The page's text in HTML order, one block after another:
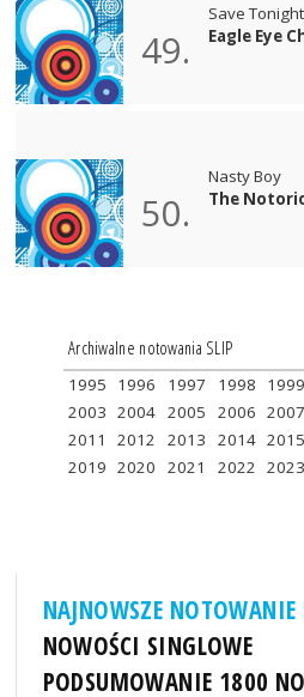
49.
Save Tonight
Eagle Eye
50.
Nasty Boy
The
Archiwalne notowania SLIP
1995 1996 1997 1998 1999
2003 2004 2005 2006 2007
2011
2012 2013 2014 2015
2019 2020 2021 2022 2023
NAJNOWSZE NOTOWANIE
NOWOŚCI SINGLOWE
PODSUMOWANIE 1800